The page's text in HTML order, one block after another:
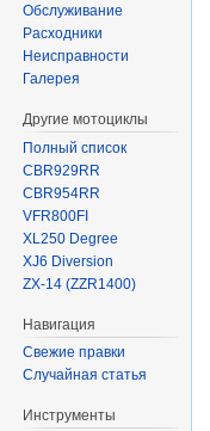
Обслуживание
Расходники
Неисправности
Галерея
Другие мотоциклы
Полный список
CBR929RR
CBR954RR
VFR800FI
XL250 Degree
XJ6 Diversion
ZX-14 (ZZR1400)
Навигация
Свежие правки
Случайная статья
Инструменты